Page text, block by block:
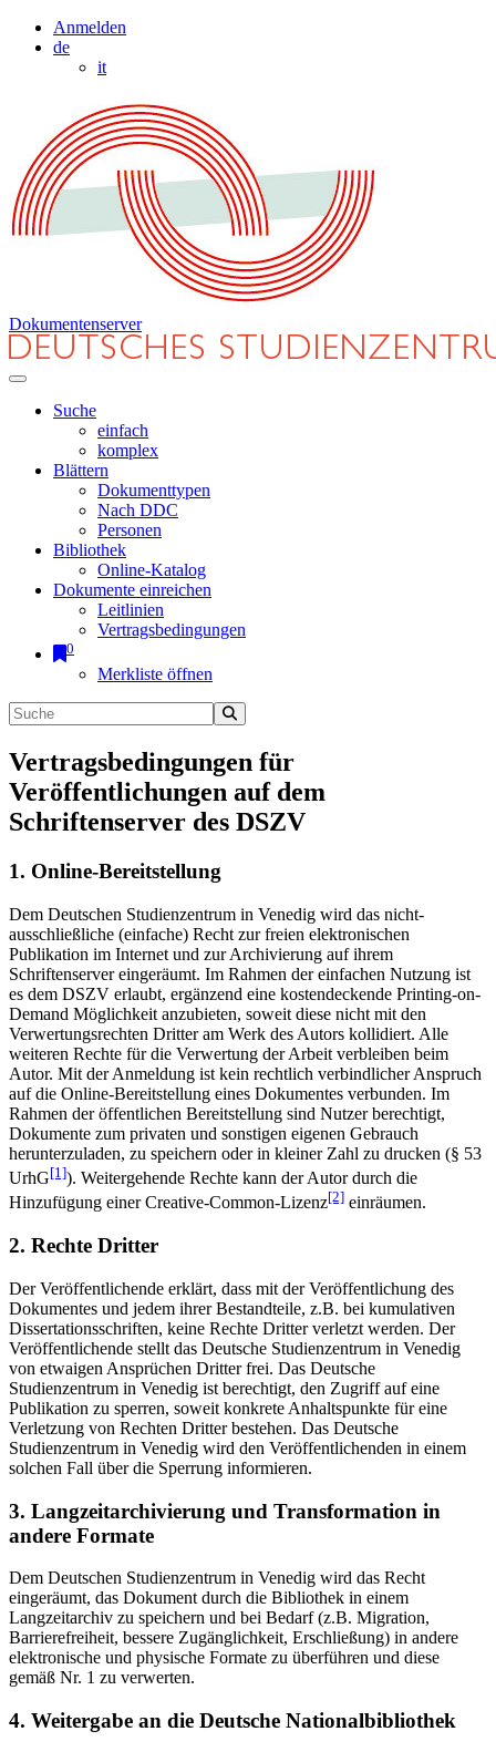
Anmelden
de
it
Dokumentenserver
Suche
einfach
komplex
Blättern
Dokumenttypen
Nach DDC
Personen
Bibliothek
Online-Katalog
Dokumente einreichen
Leitlinien
Vertragsbedingungen
0
Merkliste öffnen
Vertragsbedingungen für
Veröffentlichungen auf dem
Schriftenserver des DSZV
1. Online-Bereitstellung
Dem Deutschen Studienzentrum in Venedig wird das nicht-
ausschließliche (einfache) Recht zur freien elektronischen
Publikation im Internet und zur Archivierung auf ihrem
Schriftenserver eingeräumt. Im Rahmen der einfachen Nutzung ist
es dem DSZV erlaubt, ergänzend eine kostendeckende Printing-on-
Demand Möglichkeit anzubieten, soweit diese nicht mit den
Verwertungsrechten Dritter am Werk des Autors kollidiert. Alle
weiteren Rechte für die Verwertung der Arbeit verbleiben beim
Autor. Mit der Anmeldung ist kein rechtlich verbindlicher Anspruch
auf die Online-Bereitstellung eines Dokumentes verbunden. Im
Rahmen der öffentlichen Bereitstellung sind Nutzer berechtigt,
Dokumente zum privaten und sonstigen eigenen Gebrauch
herunterzuladen, zu speichern oder in kleiner Zahl zu drucken (§ 53
UrhG[1]). Weitergehende Rechte kann der Autor durch die
Hinzufügung einer Creative-Common-Lizenz[2] einräumen.
2. Rechte Dritter
Der Veröffentlichende erklärt, dass mit der Veröffentlichung des
Dokumentes und jedem ihrer Bestandteile, z.B. bei kumulativen
Dissertationsschriften, keine Rechte Dritter verletzt werden. Der
Veröffentlichende stellt das Deutsche Studienzentrum in Venedig
von etwaigen Ansprüchen Dritter frei. Das Deutsche
Studienzentrum in Venedig ist berechtigt, den Zugriff auf eine
Publikation zu sperren, soweit konkrete Anhaltspunkte für eine
Verletzung von Rechten Dritter bestehen. Das Deutsche
Studienzentrum in Venedig wird den Veröffentlichenden in einem
solchen Fall über die Sperrung informieren.
3. Langzeitarchivierung und Transformation in
andere Formate
Dem Deutschen Studienzentrum in Venedig wird das Recht
eingeräumt, das Dokument durch die Bibliothek in einem
Langzeitarchiv zu speichern und bei Bedarf (z.B. Migration,
Barrierefreiheit, bessere Zugänglichkeit, Erschließung) in andere
elektronische und physische Formate zu überführen und diese
gemäß Nr. 1 zu verwerten.
4. Weitergabe an die Deutsche Nationalbibliothek